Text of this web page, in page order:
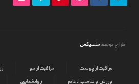
طراح توسط منسیکس
مراقبت از پوست مراقبت از مو
ورزش و تناسب اندام
روانشناسی